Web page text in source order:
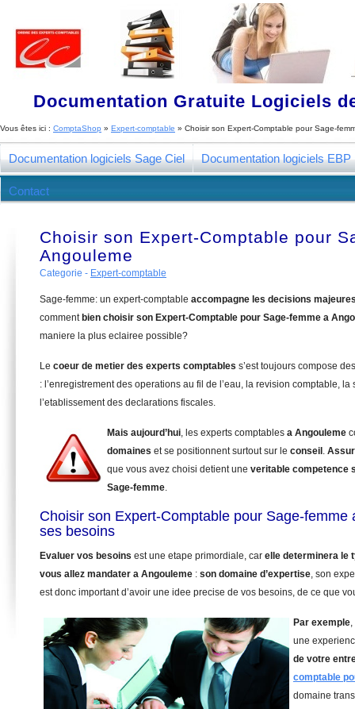
Documentation Gratuite Logiciels
Vous êtes ici : ComptaShop » Expert-comptable » Choisir son Expert-Comptable pour Sage-
Documentation logiciels Sage Ciel Documentation logiciels EBP
Contact
Choisir son Expert-Comptable pour
Angouleme
Categorie - Expert-comptable
Sage-femme: un expert-comptable accompagne les decisions
comment bien choisir son Expert-Comptable pour Sage-femme a
maniere la plus eclairee possible?
Le coeur de metier des experts comptables s’est toujours compose
: l’enregistrement des operations au fil de l’eau, la revision comptable, la
l’etablissement des declarations fiscales.
Mais aujourd’hui, les experts comptables a Angouleme
domaines et se positionnent surtout sur le conseil .
que vous avez choisi detient une veritable competence
Sage-femme.
Choisir son Expert-Comptable pour Sage-femme
ses besoins
Evaluer vos besoins est une etape primordiale, car elle determinera le
vous allez mandater a Angouleme : son domaine d’expertise, son
est donc important d’avoir une idee precise de vos besoins, de ce que
Par exemple
une
de votre
comptable
domaine